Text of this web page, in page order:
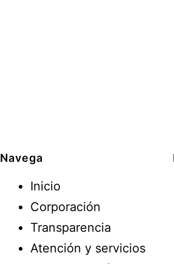
Navega
Inicio
Corporación
Transparencia
Atención y servicios